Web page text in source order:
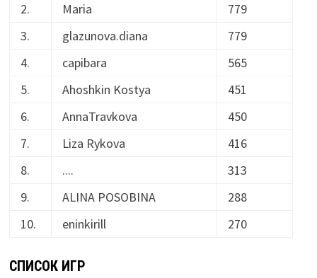
2.
Maria
779
3.
glazunova.diana
779
4.
capibara
565
5.
Ahoshkin Kostya
451
6.
AnnaTravkova
450
7.
Liza Rykova
416
8.
....
313
9.
ALINA POSOBINA
288
10.
eninkirill 270
СПИСОК ИГР